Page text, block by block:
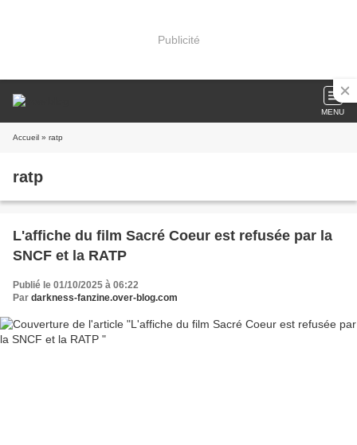
Publicité
MENU
Accueil » ratp
ratp
L'affiche du film Sacré Coeur est refusée par la
SNCF et la RATP
Publié le 01/10/2025 à 06:22
Par darkness-fanzine.over-blog.com